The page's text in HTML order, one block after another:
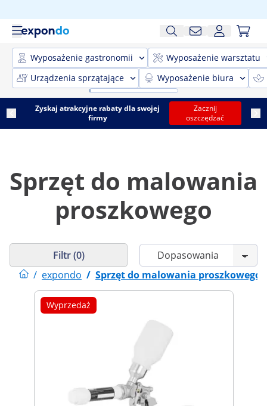
Wyposażenie gastronomii
Wyposażenie warsztatu
Urządzenia sprzątające
Wyposażenie biura
Zyskaj atrakcyjne rabaty dla swojej
firmy
Zacznij
oszczędzać
Sprzęt do malowania
proszkowego
/ expondo / Sprzęt do malowania proszkowego
Filtr (0)
Wyprzedaż